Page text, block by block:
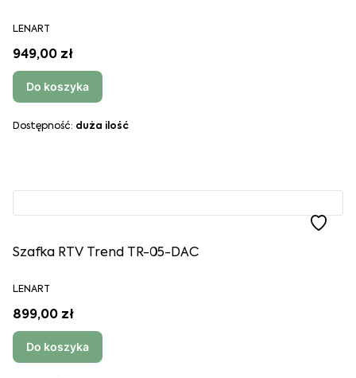
LENART
949,00 zł
Do koszyka
Dostępność: duża ilość
Szafka RTV Trend TR-05-DAC
LENART
899,00 zł
Do koszyka